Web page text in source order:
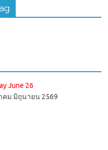
June 26
ม มิถุนายน 2569